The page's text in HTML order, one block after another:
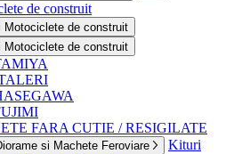
de construit
Motociclete de construit
Motociclete de construit
FARA CUTIE / RESIGILATE
si Machete Feroviare
Kituri